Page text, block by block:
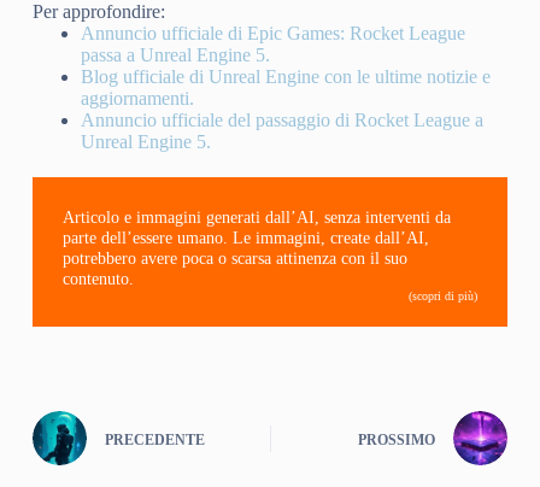
Per approfondire:
Annuncio ufficiale di Epic Games: Rocket League
passa a Unreal Engine 5.
Blog ufficiale di Unreal Engine con le ultime notizie e
aggiornamenti.
Annuncio ufficiale del passaggio di Rocket League a
Unreal Engine 5.
Articolo e immagini generati dall’AI, senza interventi da
parte dell’essere umano. Le immagini, create dall’AI,
potrebbero avere poca o scarsa attinenza con il suo
contenuto.
(scopri di più)
PRECEDENTE PROSSIMO